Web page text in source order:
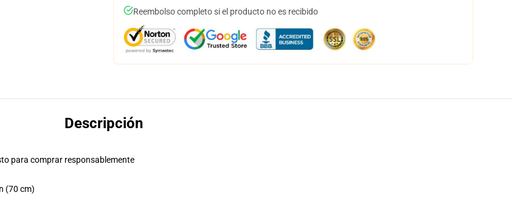
Reembolso completo si el producto no es recibido
Descripción
para comprar responsablemente
(70 cm)